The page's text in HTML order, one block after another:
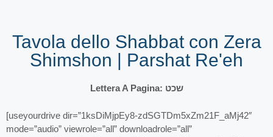
Tavola dello Shabbat con Zera
Shimshon | Parshat Re'eh
Lettera A Pagina: שכט
[useyourdrive dir=”1ksDiMjpEy8-zdSGTDm5xZm21F_aMj42″
mode=”audio” viewrole=”all” downloadrole=”all”